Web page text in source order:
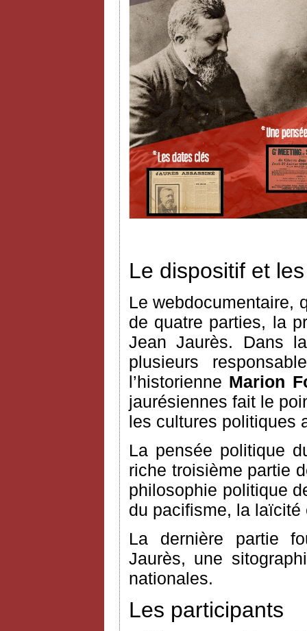
Le dispositif et
Le webdocumentaire,
de quatre parties, la
Jean Jaurès. Dans
plusieurs
l’historienne Marion
jaurésiennes fait le
les cultures politiques
La pensée politique
riche troisième partie
philosophie politique
du pacifisme, la laïcité
La dernière partie
Jaurès, une
nationales.
Les participants